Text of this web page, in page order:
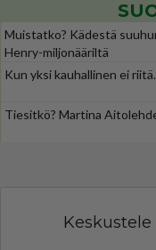
Muistatko? Kädestä
Henry-miljonääriltä
Kun yksi kauhallinen ei
Tiesitkö? Martina